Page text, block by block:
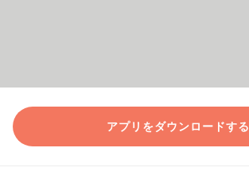
アプリをダウンロードする